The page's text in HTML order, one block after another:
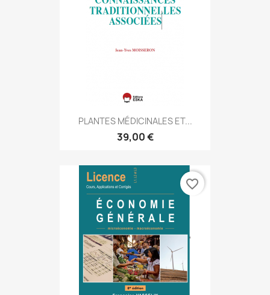
PLANTES MÉDICINALES ET...
39,00 €
favorite_border